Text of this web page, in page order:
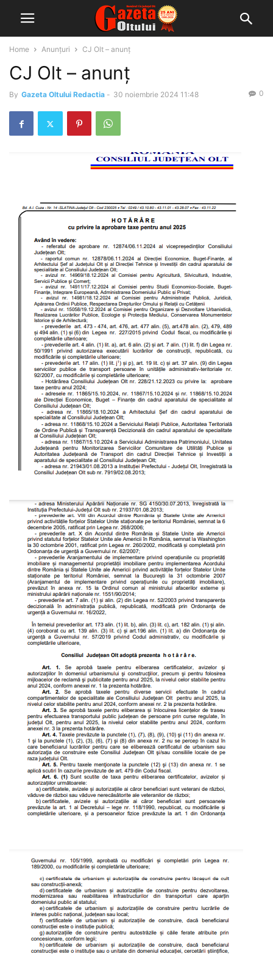
Home Anunțuri CJ Olt – anunț
CJ Olt – anunț
By Gazeta Oltului Redactia - 30 noiembrie 2024 11:48 0